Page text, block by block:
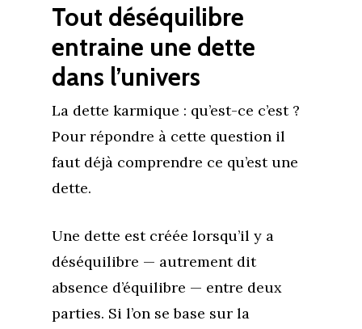
Tout déséquilibre
entraine une dette
dans l’univers
La dette karmique : qu’est-ce c’est ?
Pour répondre à cette question il
faut déjà comprendre ce qu’est une
dette.
Une dette est créée lorsqu’il y a
déséquilibre — autrement dit
absence d’équilibre — entre deux
parties. Si l’on se base sur la
Accueil
Blog
S’équilibrer
Services